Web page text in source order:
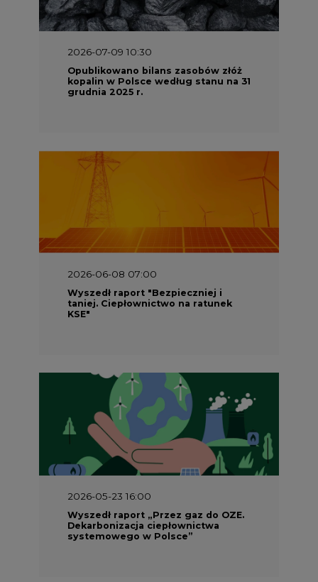
2026-07-09 10:30
Opublikowano bilans zasobów złóż
kopalin w Polsce według stanu na 31
grudnia 2025 r.
2026-06-08 07:00
Wyszedł raport "Bezpieczniej i
taniej. Ciepłownictwo na ratunek
KSE"
2026-05-23 16:00
Wyszedł raport „Przez gaz do OZE.
Dekarbonizacja ciepłownictwa
systemowego w Polsce”